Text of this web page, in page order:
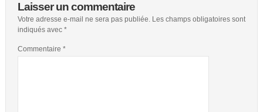
Laisser un commentaire
Votre adresse e-mail ne sera pas publiée. Les champs obligatoires sont
indiqués avec *
Commentaire *